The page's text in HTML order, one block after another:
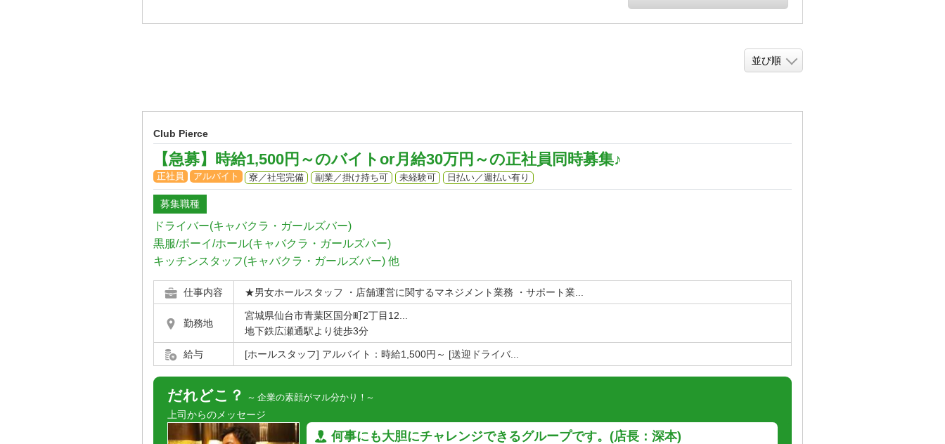
Club Pierce
【急募】時給1,500円～のバイトor月給30万円～の正社員同時募集♪
正社員 アルバイト 寮／社宅完備 副業／掛け持ち可 未経験可 日払い／週払い有り
募集職種
ドライバー(キャバクラ・ガールズバー)
黒服/ボーイ/ホール(キャバクラ・ガールズバー)
キッチンスタッフ(キャバクラ・ガールズバー) 他
仕事内容 ★男女ホールスタッフ ・店舗運営に関するマネジメント業務 ・サポート業...
勤務地
宮城県仙台市青葉区国分町2丁目12...
地下鉄広瀬通駅より徒歩3分
給与 [ホールスタッフ] アルバイト：時給1,500円～ [送迎ドライバ...
だれどこ？ 企業の素顔がマル分かり！
上司からのメッセージ
何事にも大胆にチャレンジできるグループです。(店長：深本)